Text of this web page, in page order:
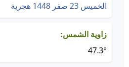
الخميس 23 صفر 1448 هجرية
زاوية الشمس:
47.3°